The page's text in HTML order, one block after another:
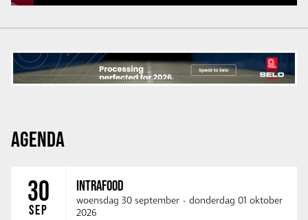
AGENDA
30
SEP
INTRAFOOD
woensdag 30 september - donderdag 01 oktober
2026